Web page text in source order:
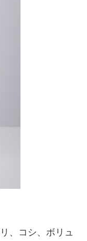
、コシ、ボリュ